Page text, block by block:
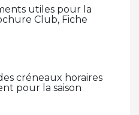
utiles pour la
Club, Fiche
créneaux horaires
pour la saison